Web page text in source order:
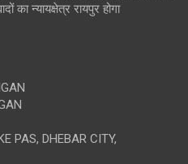
का न्यायक्षेत्र रायपुर होगा
PAS, DHEBAR CITY,